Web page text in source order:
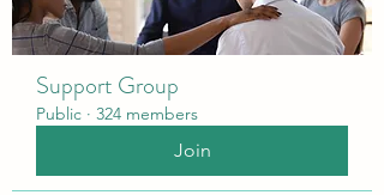
Support Group
Public · 324 members
Join